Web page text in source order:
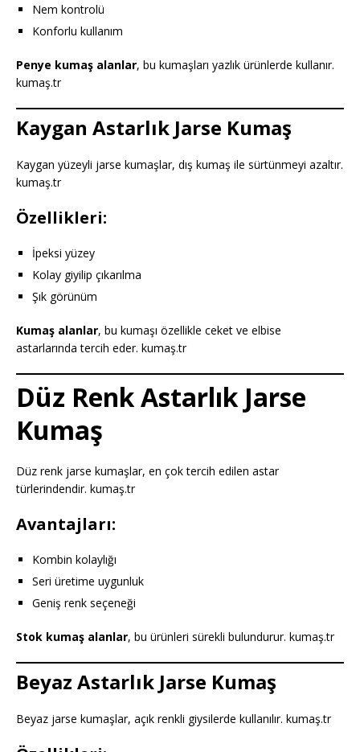
Nem kontrolü
Konforlu kullanım
Penye kumaş alanlar, bu kumaşları yazlık ürünlerde kullanır.
kumaş.tr
Kaygan Astarlık Jarse Kumaş
Kaygan yüzeyli jarse kumaşlar, dış kumaş ile sürtünmeyi azaltır.
kumaş.tr
Özellikleri:
İpeksi yüzey
Kolay giyilip çıkarılma
Şık görünüm
Kumaş alanlar, bu kumaşı özellikle ceket ve elbise
astarlarında tercih eder. kumaş.tr
Düz Renk Astarlık Jarse
Kumaş
Düz renk jarse kumaşlar, en çok tercih edilen astar
türlerindendir. kumaş.tr
Avantajları:
Kombin kolaylığı
Seri üretime uygunluk
Geniş renk seçeneği
Stok kumaş alanlar, bu ürünleri sürekli bulundurur. kumaş.tr
Beyaz Astarlık Jarse Kumaş
Beyaz jarse kumaşlar, açık renkli giysilerde kullanılır. kumaş.tr